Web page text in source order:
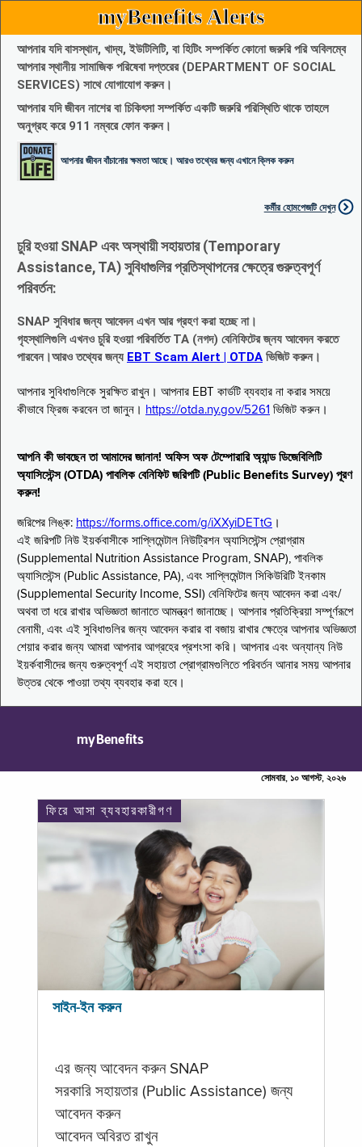
myBenefits Alerts
আপনার যদি বাসস্থান, খাদ্য, ইউটিলিটি, বা হিটিং সম্পর্কিত কোনো জরুরি পরি অবিলম্বে
আপনার স্থানীয় সামাজিক পরিষেবা দপ্তরের (DEPARTMENT OF SOCIAL
SERVICES) সাথে যোগাযোগ করুন।
আপনার যদি জীবন নাশের বা চিকিৎসা সম্পর্কিত একটি জরুরি পরিস্থিতি থাকে তাহলে
অনুগ্রহ করে 911 নম্বরে ফোন করুন।
আপনার জীবন বাঁচানোর ক্ষমতা আছে। আরও তথ্যের জন্য এখানে ক্লিক করুন
কর্মীর হোমপেজটি দেখুন
চুরি হওয়া SNAP এবং অস্থায়ী সহায়তার (Temporary
Assistance, TA) সুবিধাগুলির প্রতিস্থাপনের ক্ষেত্রে গুরুত্বপূর্ণ
পরিবর্তন:
SNAP সুবিধার জন্য আবেদন এখন আর গ্রহণ করা হচ্ছে না।
গৃহস্থালিগুলি এখনও চুরি হওয়া পরিবর্তিত TA (নগদ) বেনিফিটের জ্নয আবেদন করতে
পারবেন।আরও তথ্যের জন্য EBT Scam Alert | OTDA ভিজিট করুন।
আপনার সুবিধাগুলিকে সুরক্ষিত রাখুন। আপনার EBT কার্ডটি ব্যবহার না করার সময়ে
কীভাবে ফ্রিজ করবেন তা জানুন। https://otda.ny.gov/5261 ভিজিট করুন।
আপনি কী ভাবছেন তা আমাদের জানান! অফিস অফ টেম্পোরারি অ্যান্ড ডিজেবিলিটি
অ্যাসিস্টেন্স (OTDA) পাবলিক বেনিফিট জরিপটি (Public Benefits Survey) পূরণ
করুন!
জরিপের লিঙ্ক: https://forms.office.com/g/iXXyiDETtG ।
এই জরিপটি নিউ ইয়র্কবাসীকে সাপ্লিমেন্টাল নিউট্রিশন অ্যাসিস্টেন্স প্রোগ্রাম
(Supplemental Nutrition Assistance Program, SNAP), পাবলিক
অ্যাসিস্টেন্স (Public Assistance, PA), এবং সাপ্লিমেন্টাল সিকিউরিটি ইনকাম
(Supplemental Security Income, SSI) বেনিফিটের জন্য আবেদন করা এবং/
অথবা তা ধরে রাখার অভিজ্ঞতা জানাতে আমন্ত্রণ জানাচ্ছে। আপনার প্রতিক্রিয়া সম্পূর্ণরূপে
বেনামী, এবং এই সুবিধাগুলির জন্য আবেদন করার বা বজায় রাখার ক্ষেত্রে আপনার অভিজ্ঞতা
শেয়ার করার জন্য আমরা আপনার আগ্রহের প্রশংসা করি। আপনার এবং অন্যান্য নিউ
ইয়র্কবাসীদের জন্য গুরুত্বপূর্ণ এই সহায়তা প্রোগ্রামগুলিতে পরিবর্তন আনার সময় আপনার
উত্তর থেকে পাওয়া তথ্য ব্যবহার করা হবে।
myBenefits
সোমবার, ১০ আগস্ট, ২০২৬
ফিরে আসা ব্যবহারকারীগণ
সাইন-ইন করুন
এর জন্য আবেদন করুন SNAP
সরকারি সহায়তার (Public Assistance) জন্য
আবেদন করুন
আবেদন অবিরত রাখুন